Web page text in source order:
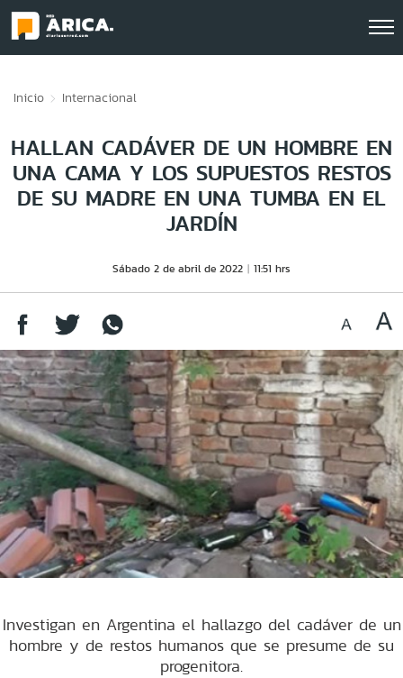
Inicio Internacional
HALLAN CADÁVER DE UN HOMBRE EN
UNA CAMA Y LOS SUPUESTOS RESTOS
DE SU MADRE EN UNA TUMBA EN EL
JARDÍN
Sábado 2 de abril de 2022 11:51 hrs
Investigan en Argentina el hallazgo del cadáver de un
hombre y de restos humanos que se presume de su
progenitora.